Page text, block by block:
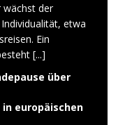
wächst der
etwa
Ein
[...]
über
europäischen